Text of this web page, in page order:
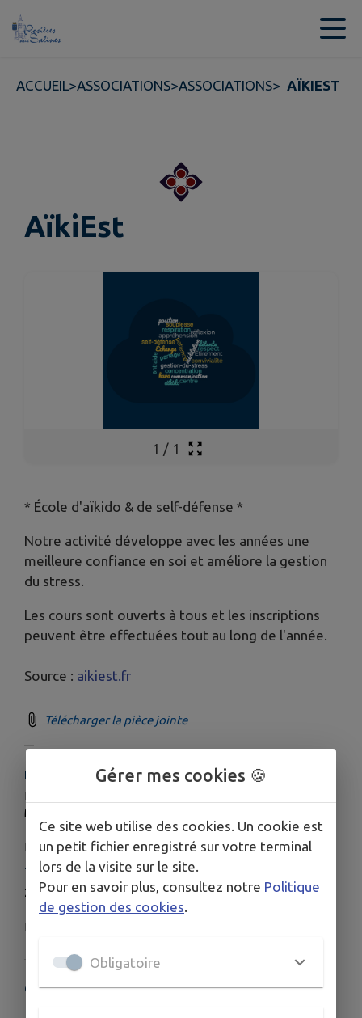
Contenu
ACCUEIL>ASSOCIATIONS>ASSOCIATIONS> AÏKIEST
AïkiEst
1 / 1
* École d'aïkido & de self-défense *
Notre activité développe avec les années une
meilleure confiance en soi et améliore la gestion
du stress.
Les cours sont ouverts à tous et les inscriptions
peuvent être effectuées tout au long de l'année.
Source : aikiest.fr
Télécharger la pièce jointe
HORAIRES
Lundi de 19:30 à 21:00
Mercredi de 19:30 à 21:00.
Lieu : la salle polyvalente.
TARIFS
20€ l'adhésion annuelle.
Il n'y a pas de cotisation supplémentaire.
COORDONNÉES
Gérer mes cookies 🍪
Ce site web utilise des cookies. Un cookie est
un petit fichier enregistré sur votre terminal
lors de la visite sur le site.
Pour en savoir plus, consultez notre Politique
de gestion des cookies.
Obligatoire